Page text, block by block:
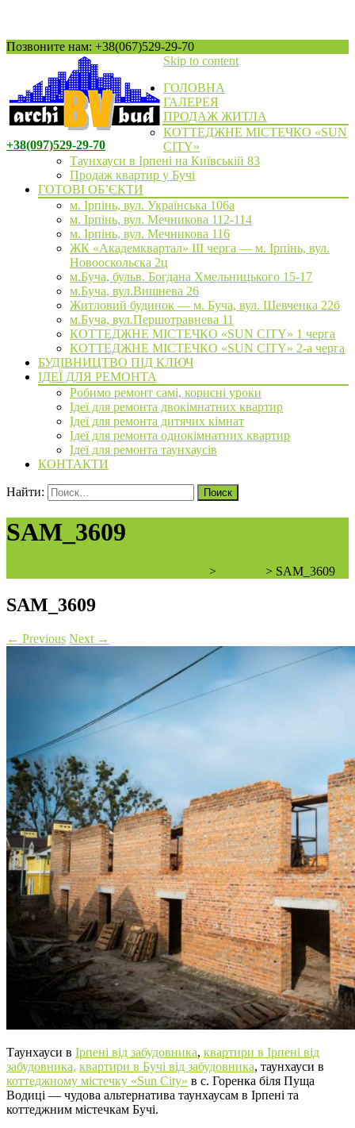
Позвоните нам: +38(067)529-29-70
+38(097)529-29-70
Skip to content
ГОЛОВНА
ГАЛЕРЕЯ
ПРОДАЖ ЖИТЛА
КОТТЕДЖНЕ МІСТЕЧКО «SUN
CITY»
Таунхауси в Ірпені на Київській 83
Продаж квартир у Бучі
ГОТОВІ ОБ’ЄКТИ
м. Ірпінь, вул. Українська 106а
м. Ірпінь, вул. Мечникова 112-114
м. Ірпінь, вул. Мечникова 116
ЖК «Академквартал» III черга — м. Ірпінь, вул.
Новооскольска 2ц
м.Буча, бульв. Богдана Хмельницького 15-17
м.Буча, вул.Вишнева 26
Житловий будинок — м. Буча, вул. Шевченка 22б
м.Буча, вул.Першотравнева 11
КОТТЕДЖНЕ МІСТЕЧКО «SUN CITY» 1 черга
КОТТЕДЖНЕ МІСТЕЧКО «SUN CITY» 2-а черга
БУДІВНИЦТВО ПІД КЛЮЧ
ІДЕЇ ДЛЯ РЕМОНТА
Робимо ремонт самі, корисні уроки
Ідеї для ремонта двокімнатних квартир
Ідеї для ремонта дитячих кімнат
Ідеї для ремонта однокімнатних квартир
Ідеї для ремонта таунхаусів
КОНТАКТИ
Найти:
SAM_3609
> > SAM_3609
SAM_3609
← Previous Next →
Таунхауси в Ірпені від забудовника, квартири в Ірпені від
забудовника, квартири в Бучі від забудовника, таунхауси в
коттеджному містечку «Sun City» в с. Горенка біля Пуща
Водиці — чудова альтернатива таунхаусам в Ірпені та
коттеджним містечкам Бучі.